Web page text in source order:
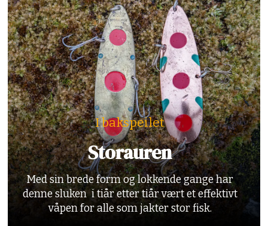
I bakspeilet
Storauren
Med sin brede form og lokkende gange har
denne sluken i tiår etter tiår vært et effektivt
våpen for alle som jakter stor fisk.